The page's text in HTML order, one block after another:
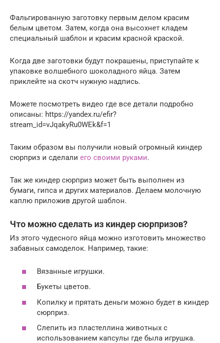
Фальгированную заготовку первым делом красим
белым цветом. Затем, когда она высохнет кладем
специальный шаблон и красим красной краской.
Когда две заготовки будут покрашены, приступайте к
упаковке волшебного шоколадного яйца. Затем
приклейте на скотч нужную надпись.
Можете посмотреть видео где все детали подробно
описаны: https://yandex.ru/efir?
stream_id=vJqakyRu0WEk&f=1
Таким образом вы получили новый огромный киндер
сюрприз и сделали его своими руками.
Так же киндер сюрприз может быть выполнен из
бумаги, гипса и других материалов. Делаем молочную
каплю приложив другой шаблон.
Что можно сделать из киндер сюрпризов?
Из этого чудесного яйца можно изготовить множество
забавных самоделок. Например, такие:
Вязанные игрушки.
Букеты цветов.
Копилку и прятать деньги можно будет в киндер
сюрприз.
Слепить из пластеллина животных с
использованием капсулы где была игрушка.